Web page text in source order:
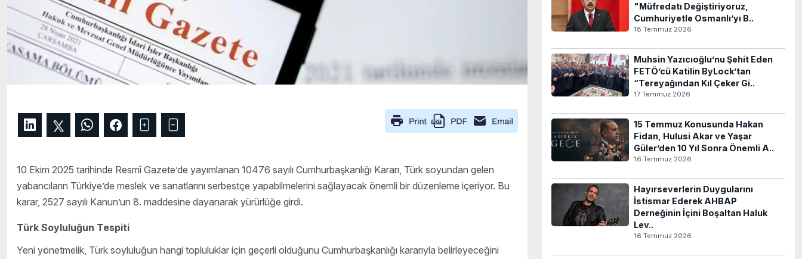
10 Ekim 2025 tarihinde Resmî Gazete’de yayımlanan 10476 sayılı Cumhurbaşkanlığı Kararı, Türk soyundan gelen
yabancıların Türkiye’de meslek ve sanatlarını serbestçe yapabilmelerini sağlayacak önemli bir düzenleme içeriyor. Bu
karar, 2527 sayılı Kanun’un 8. maddesine dayanarak yürürlüğe girdi.
Türk Soyluluğun Tespiti
Yeni yönetmelik, Türk soyluluğun hangi topluluklar için geçerli olduğunu Cumhurbaşkanlığı kararıyla belirleyeceğini
"Müfredatı Değiştiriyoruz,
Cumhuriyetle Osmanlı’yı B..
18 Temmuz 2026
Muhsin Yazıcıoğlu’nu Şehit Eden
FETÖ’cü Katilin ByLock’tan
“Tereyağından Kıl Çeker Gi..
17 Temmuz 2026
15 Temmuz Konusunda Hakan
Fidan, Hulusi Akar ve Yaşar
Güler’den 10 Yıl Sonra Önemli A..
16 Temmuz 2026
Hayırseverlerin Duygularını
İstismar Ederek AHBAP
Derneğinin İçini Boşaltan Haluk
Lev..
16 Temmuz 2026